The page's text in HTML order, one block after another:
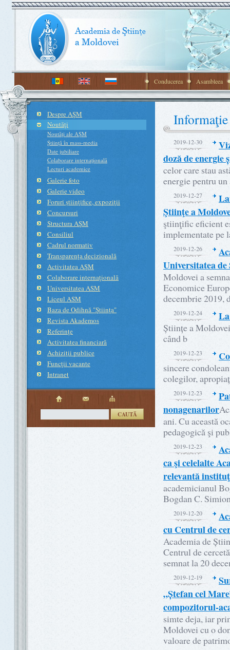
Conducerea Asambleea
Despre AŞM
Noutăţi
Noutăţi ale AŞM
Ştiinţă în mass-media
Date jubiliare
Colaborare internaţională
Lecturi academice
Galerie foto
Galerie video
Foruri ştiinţifice, expoziţii
Concursuri
Structura AŞM
Consiliul
Cadrul normativ
Transparenţa decizională
Activitatea AŞM
Colaborare internaţională
Universitatea ASM
Liceul ASM
Baza de Odihnă "Ştiinţa"
Revista Akademos
Referinţe
Activitatea financiară
Achiziţii publice
Funcţii vacante
Intranet
CAUTĂ
2019-12-30
doză de
celor care stau
energie pentru
2019-12-27
Ştiinţe a
ştiinţific eficient
implementate pe
2019-12-26
Universitatea
Moldovei a
Economice
decembrie 2019,
2019-12-24
Științe a
când b
2019-12-23
sincere
colegilor,
2019-12-23
nonagenarilor
ani. Cu această
pedagogică şi
2019-12-23
ca şi celelalte
relevantă
academicianul
Bogdan C.
2019-12-20
cu Centrul de
Academia de
Centrul de
semnat la 20
2019-12-19
„Ștefan cel
compozitorul-
simte deja, iar
Moldovei cu o
valoare de